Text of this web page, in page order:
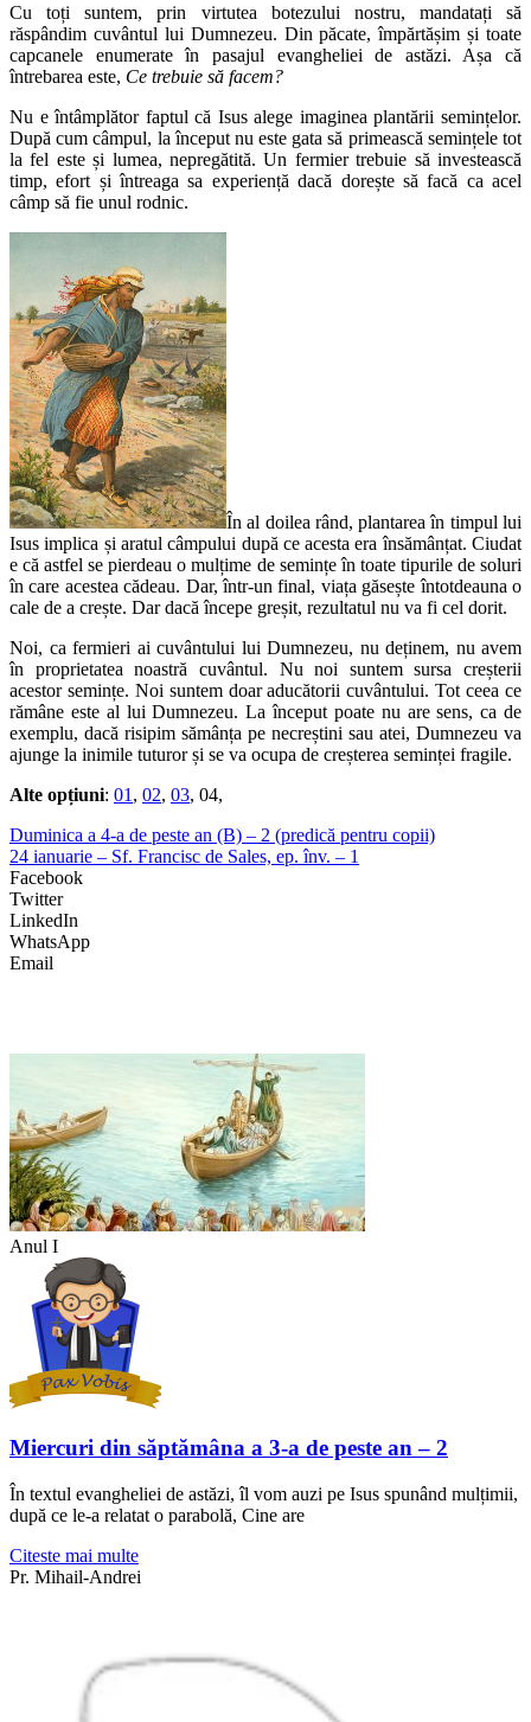
Cu toți suntem, prin virtutea botezului nostru, mandatați să
răspândim cuvântul lui Dumnezeu. Din păcate, împărtășim și toate
capcanele enumerate în pasajul evangheliei de astăzi. Așa că
întrebarea este, Ce trebuie să facem?
Nu e întâmplător faptul că Isus alege imaginea plantării semințelor.
După cum câmpul, la început nu este gata să primească semințele tot
la fel este și lumea, nepregătită. Un fermier trebuie să investească
timp, efort și întreaga sa experiență dacă dorește să facă ca acel
câmp să fie unul rodnic.
În al doilea rând, plantarea în timpul lui
Isus implica și aratul câmpului după ce acesta era însămânțat. Ciudat
e că astfel se pierdeau o mulțime de semințe în toate tipurile de soluri
în care acestea cădeau. Dar, într-un final, viața găsește întotdeauna o
cale de a crește. Dar dacă începe greșit, rezultatul nu va fi cel dorit.
Noi, ca fermieri ai cuvântului lui Dumnezeu, nu deținem, nu avem
în proprietatea noastră cuvântul. Nu noi suntem sursa creșterii
acestor semințe. Noi suntem doar aducătorii cuvântului. Tot ceea ce
rămâne este al lui Dumnezeu. La început poate nu are sens, ca de
exemplu, dacă risipim sămânța pe necreștini sau atei, Dumnezeu va
ajunge la inimile tuturor și se va ocupa de creșterea seminței fragile.
Alte opțiuni: 01 , 02, 03, 04,
Duminica a 4-a de peste an (B) – 2 (predică pentru copii)
24 ianuarie – Sf. Francisc de Sales, ep. înv. – 1
Facebook
Twitter
LinkedIn
WhatsApp
Email
Anul I
Miercuri din săptămâna a 3-a de peste an – 2
În textul evangheliei de astăzi, îl vom auzi pe Isus spunând mulțimii,
după ce le-a relatat o parabolă, Cine are
Citeste mai multe
Pr. Mihail-Andrei